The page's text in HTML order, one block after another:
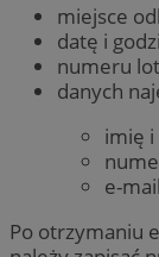
miejsce
datę i
numeru
danych
imię i
e-
Po otrzymaniu